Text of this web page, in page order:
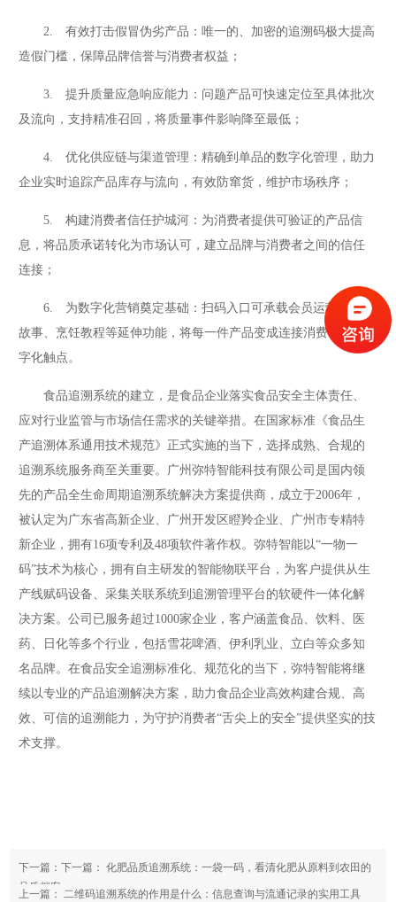
2. 有效打击假冒伪劣产品：唯一的、加密的追溯码极大提高
造假门槛，保障品牌信誉与消费者权益；
3. 提升质量应急响应能力：问题产品可快速定位至具体批次
及流向，支持精准召回，将质量事件影响降至最低；
4. 优化供应链与渠道管理：精确到单品的数字化管理，助力
企业实时追踪产品库存与流向，有效防窜货，维护市场秩序；
5. 构建消费者信任护城河：为消费者提供可验证的产品信
息，将品质承诺转化为市场认可，建立品牌与消费者之间的信任
连接；
6. 为数字化营销奠定基础：扫码入口可承载会员运营、品牌
故事、烹饪教程等延伸功能，将每一件产品变成连接消费者的数
字化触点。
食品追溯系统的建立，是食品企业落实食品安全主体责任、
应对行业监管与市场信任需求的关键举措。在国家标准《食品生
产追溯体系通用技术规范》正式实施的当下，选择成熟、合规的
追溯系统服务商至关重要。广州弥特智能科技有限公司是国内领
先的产品全生命周期追溯系统解决方案提供商，成立于2006年，
被认定为广东省高新企业、广州开发区瞪羚企业、广州市专精特
新企业，拥有16项专利及48项软件著作权。弥特智能以“一物一
码”技术为核心，拥有自主研发的智能物联平台，为客户提供从生
产线赋码设备、采集关联系统到追溯管理平台的软硬件一体化解
决方案。公司已服务超过1000家企业，客户涵盖食品、饮料、医
药、日化等多个行业，包括雪花啤酒、伊利乳业、立白等众多知
名品牌。在食品安全追溯标准化、规范化的当下，弥特智能将继
续以专业的产品追溯解决方案，助力食品企业高效构建合规、高
效、可信的追溯能力，为守护消费者“舌尖上的安全”提供坚实的技
术支撑。
下一篇：下一篇：化肥品质追溯系统：一袋一码，看清化肥从原料到农田的
品质档案
上一篇：二维码追溯系统的作用是什么：信息查询与流通记录的实用工具